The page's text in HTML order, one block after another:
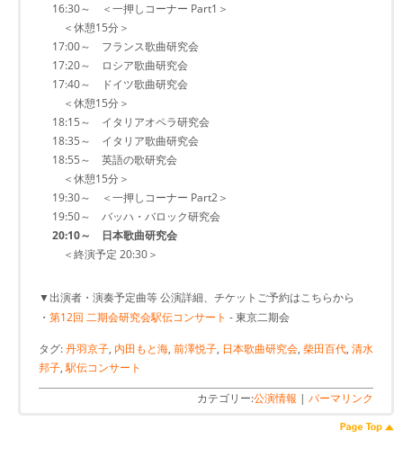
16:30～ ＜一押しコーナー Part1＞
＜休憩15分＞
17:00～ フランス歌曲研究会
17:20～ ロシア歌曲研究会
17:40～ ドイツ歌曲研究会
＜休憩15分＞
18:15～ イタリアオペラ研究会
18:35～ イタリア歌曲研究会
18:55～ 英語の歌研究会
＜休憩15分＞
19:30～ ＜一押しコーナー Part2＞
19:50～ バッハ・バロック研究会
20:10～ 日本歌曲研究会
＜終演予定 20:30＞
▼出演者・演奏予定曲等 公演詳細、チケットご予約はこちらから
・ 第12回 二期会研究会駅伝コンサート - 東京二期会
タグ:丹羽京子, 内田もと海, 前澤悦子, 日本歌曲研究会, 柴田百代, 清水
邦子,駅伝コンサート
カテゴリー:公演情報 | パーマリンク